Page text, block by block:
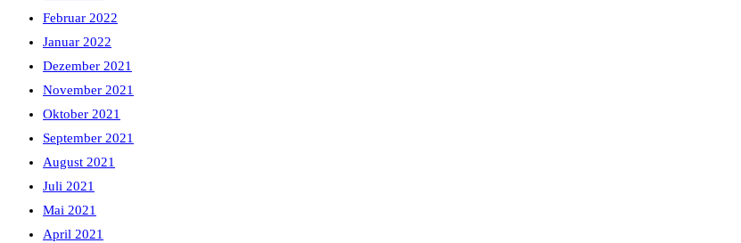
Februar 2022
Januar 2022
Dezember 2021
November 2021
Oktober 2021
September 2021
August 2021
Juli 2021
Mai 2021
April 2021